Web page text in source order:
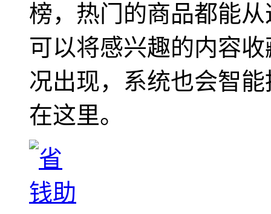
榜，热门的商品都能
可以将感兴趣的内容
况出现，系统也会智
在这里。